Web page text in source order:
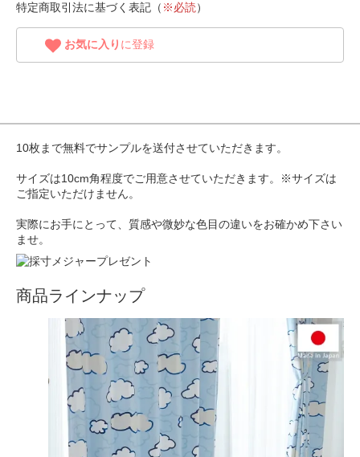
特定商取引法に基づく表記（ ※必読）
お気に入り に登録
10枚まで無料でサンプルを送付させていただきます。
サイズは10cm角程度でご用意させていただきます。※サイズは
ご指定いただけません。
実際にお手にとって、質感や微妙な色目の違いをお確かめ下さい
ませ。
商品ラインナップ